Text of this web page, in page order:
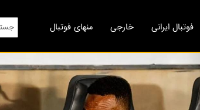
فوتبال ایرانی خارجی منهای فوتبال